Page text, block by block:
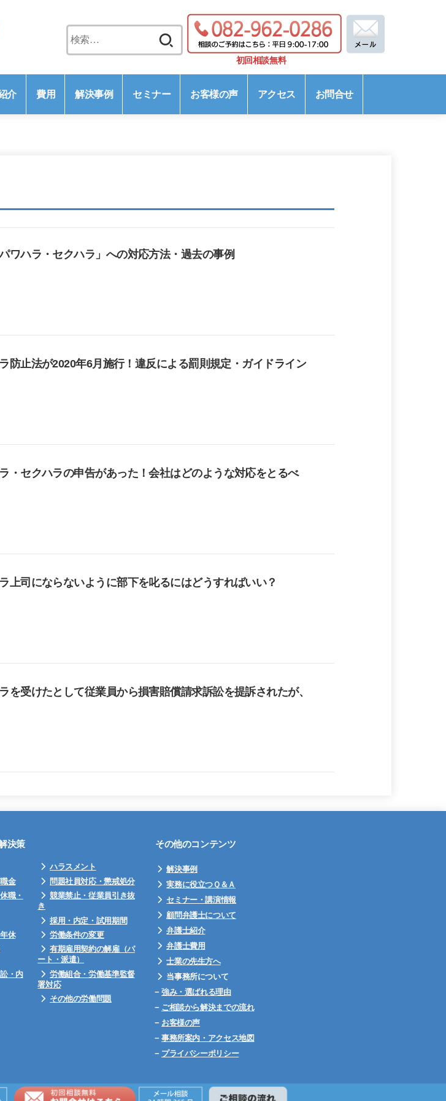
初回相談無料
介 費用 解決事例 セミナー お客様の声 アクセス お問合せ
ワハラ・セクハラ」への対応方法・過去の事例
防止法が2020年6月施行！違反による罰則規定・ガイドライン
・セクハラの申告があった！会社はどのような対応をとるべ
上司にならないように部下を叱るにはどうすればいい？
を受けたとして従業員から損害賠償請求訴訟を提訴されたが、
決策
ハラスメント
金
問題社員対応・懲戒処分
職・
競業禁止・従業員引き抜
き
採用・内定・試用期間
休
労働条件の変更
有期雇用契約の解雇（パ
ート・派遣）
・内
労働組合・労働基準監督
署対応
その他の労働問題
その他のコンテンツ
解決事例
実務に役立つＱ＆Ａ
セミナー・講演情報
顧問弁護士について
弁護士紹介
弁護士費用
士業の先生方へ
当事務所について
− 強み・選ばれる理由
− ご相談から解決までの流れ
− お客様の声
− 事務所案内・アクセス地図
− プライバシーポリシー
労働問題相談窓口 ｜千瑞穂法律事務所.All Rights Reserved.